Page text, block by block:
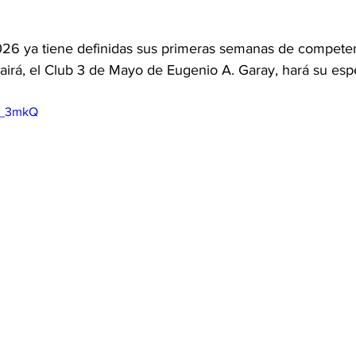
ya tiene definidas sus primeras semanas de
el Club 3 de Mayo de Eugenio A. Garay, hará su